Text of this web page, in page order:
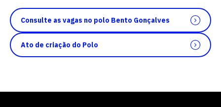
Consulte as vagas no polo Bento Gonçalves
Ato de criação do Polo